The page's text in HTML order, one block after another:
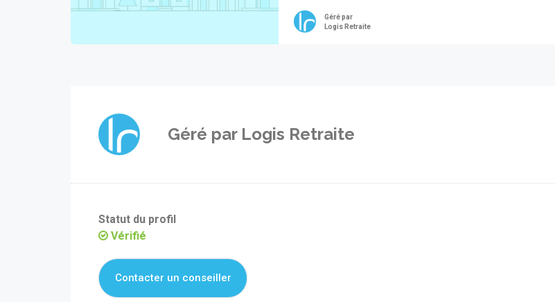
Géré par
Logis Retraite
Géré par Logis Retraite
Statut du profil
Vérifié
Contacter un conseiller